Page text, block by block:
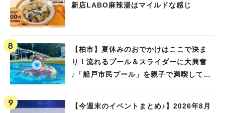
新店LABO麻辣湯はマイルドな感じ
【柏市】夏休みのおでかけはここで決ま
り！流れるプール＆スライダーに大興奮
♪「船戸市民プール」を親子で満喫してき
【今週末のイベントまとめ♪】2026年8月